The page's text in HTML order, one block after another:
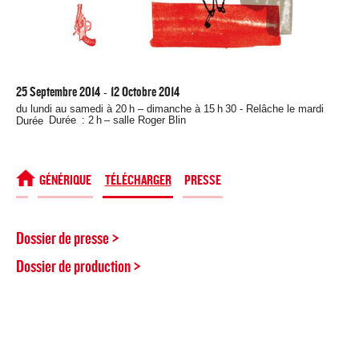
25 Septembre 2014 - 12 Octobre 2014
du lundi au samedi à 20 h – dimanche à 15 h 30 - Relâche le mardi
Durée
Durée : 2 h – salle Roger Blin
SPECTACLE GÉNÉRIQUE TÉLÉCHARGER PRESSE
Dossier de presse >
Dossier de production >